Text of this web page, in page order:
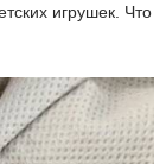
игрушек. Что